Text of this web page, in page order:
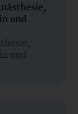
und
und